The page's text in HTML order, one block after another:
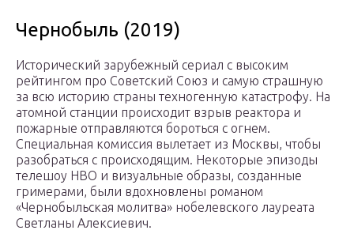
Чернобыль (2019)
Исторический зарубежный сериал с высоким
рейтингом про Советский Союз и самую страшную
за всю историю страны техногенную катастрофу. На
атомной станции происходит взрыв реактора и
пожарные отправляются бороться с огнем.
Специальная комиссия вылетает из Москвы, чтобы
разобраться с происходящим. Некоторые эпизоды
телешоу HBO и визуальные образы, созданные
гримерами, были вдохновлены романом
«Чернобыльская молитва» нобелевского лауреата
Светланы Алексиевич.